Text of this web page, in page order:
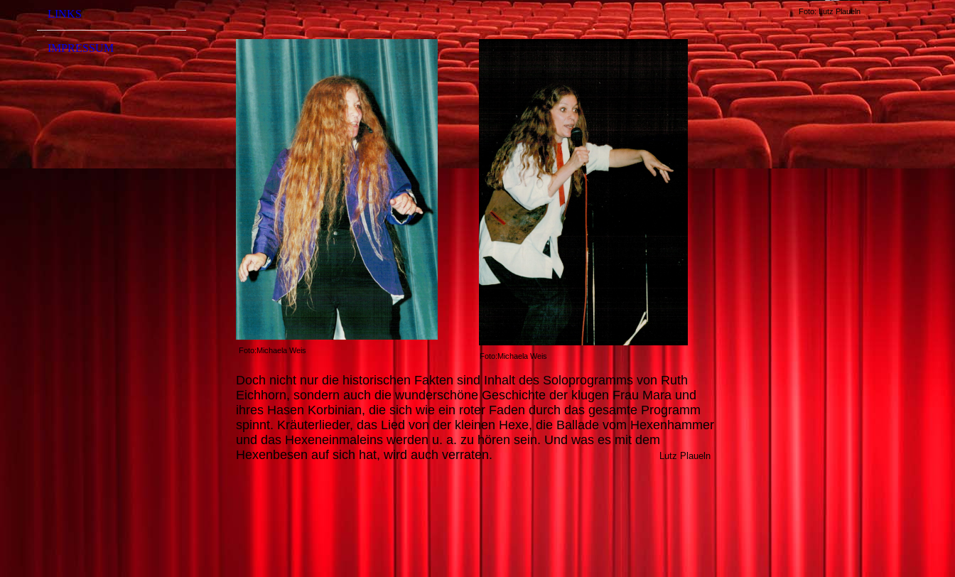
LINKS
IMPRESSUM
Foto:Michaela Weis
Foto:Michaela Weis
Doch nicht nur die historischen Fakten sind Inhalt des Soloprogramms von Ruth
Eichhorn, sondern auch die wunderschöne Geschichte der klugen Frau Mara und
ihres Hasen Korbinian, die sich wie ein roter Faden durch das gesamte Programm
spinnt. Kräuterlieder, das Lied von der kleinen Hexe, die Ballade vom Hexenhammer
und das Hexeneinmaleins werden u. a. zu hören sein. Und was es mit dem
Hexenbesen auf sich hat, wird auch verraten.
Lutz Plaueln
Foto: Lutz Plaueln